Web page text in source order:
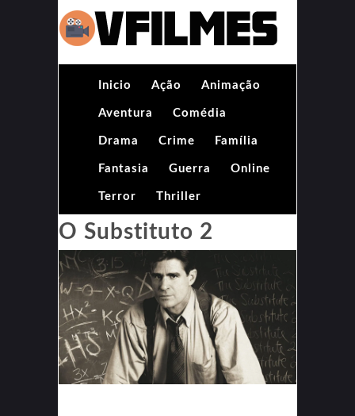
Inicio Ação Animação
Aventura Comédia
Drama Crime Família
Fantasia Guerra Online
Terror Thriller
O Substituto 2